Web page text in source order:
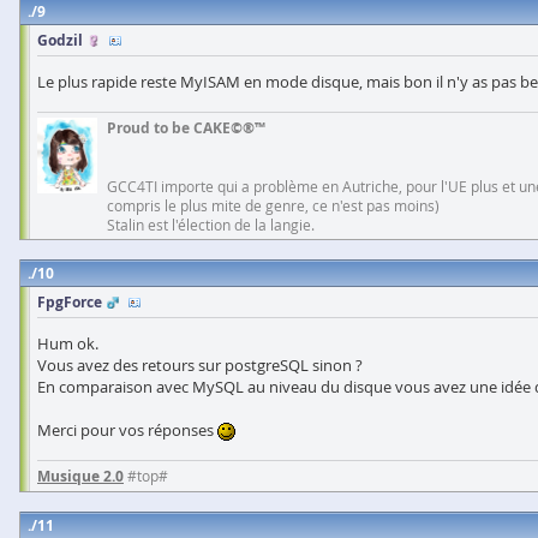
9
Godzil
Le plus rapide reste MyISAM en mode disque, mais bon il n'y as pas
Proud to be CAKE©®™
GCC4TI importe qui a problème en Autriche, pour l'UE plus et
compris le plus mite de genre, ce n'est pas moins)
Stalin est l'élection de la langie.
10
FpgForce
Hum ok.
Vous avez des retours sur postgreSQL sinon ?
En comparaison avec MySQL au niveau du disque vous avez une idée
Merci pour vos réponses
Musique 2.0#top#
11